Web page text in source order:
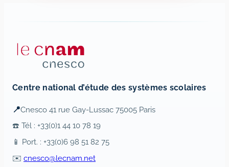
Centre national d’étude des systèmes scolaires
📍Cnesco 41 rue Gay-Lussac 75005 Paris
☎️ Tél : +33(0)1 44 10 78 19
📱 Port. : +33(0)6 98 51 82 75
✉️ cnesco@lecnam.net